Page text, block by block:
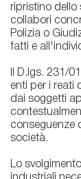
ripristino dello
collabori
Polizia o
fatti e
Il D.lgs. 231/
enti per i reati
dai soggetti
conseguenze
società.
Lo